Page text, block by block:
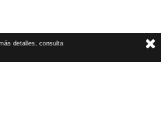
detalles, consulta